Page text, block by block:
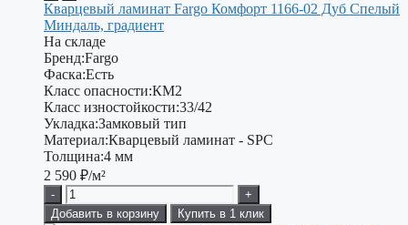
Кварцевый ламинат Fargo Комфорт 1166-02 Дуб Спелый
Миндаль, градиент
На складе
Бренд:Fargo
Фаска:Есть
Класс опасности:КМ2
Класс изностойкости:33/42
Укладка:Замковый тип
Материал:Кварцевый ламинат - SPC
Толщина:4 мм
2 590 ₽/м²
-
+
Добавить в корзину
Купить в 1 клик